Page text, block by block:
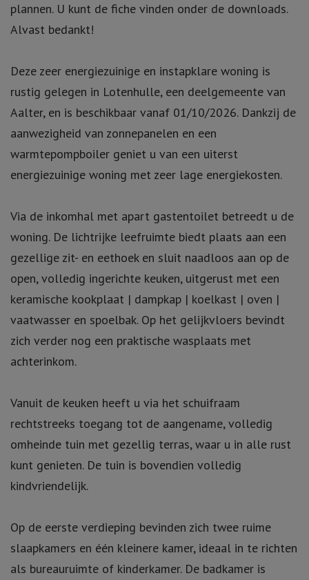
plannen. U kunt de fiche vinden onder de downloads.
Alvast bedankt!
Deze zeer energiezuinige en instapklare woning is
rustig gelegen in Lotenhulle, een deelgemeente van
Aalter, en is beschikbaar vanaf 01/10/2026. Dankzij de
aanwezigheid van zonnepanelen en een
warmtepompboiler geniet u van een uiterst
energiezuinige woning met zeer lage energiekosten.
Via de inkomhal met apart gastentoilet betreedt u de
woning. De lichtrijke leefruimte biedt plaats aan een
gezellige zit- en eethoek en sluit naadloos aan op de
open, volledig ingerichte keuken, uitgerust met een
keramische kookplaat | dampkap | koelkast | oven |
vaatwasser en spoelbak. Op het gelijkvloers bevindt
zich verder nog een praktische wasplaats met
achterinkom.
Vanuit de keuken heeft u via het schuifraam
rechtstreeks toegang tot de aangename, volledig
omheinde tuin met gezellig terras, waar u in alle rust
kunt genieten. De tuin is bovendien volledig
kindvriendelijk.
Op de eerste verdieping bevinden zich twee ruime
slaapkamers en één kleinere kamer, ideaal in te richten
als bureauruimte of kinderkamer. De badkamer is